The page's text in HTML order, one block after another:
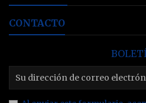
CONTACTO